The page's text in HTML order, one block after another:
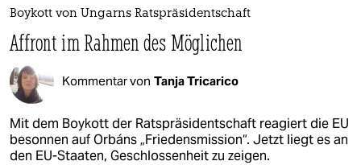
Boykott von Ungarns Ratspräsidentschaft
Affront im Rahmen des Möglichen
Kommentar von Tanja Tricarico
Mit dem Boykott der Ratspräsidentschaft reagiert die EU
besonnen auf Orbáns „Friedensmission“. Jetzt liegt es an
den EU-Staaten, Geschlossenheit zu zeigen.